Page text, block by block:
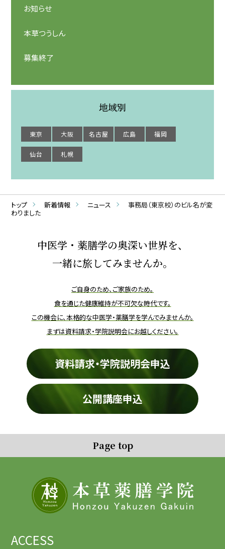
お知らせ
本草つうしん
募集終了
地域別
東京 大阪 名古屋 広島 福岡
仙台 札幌
トップ 新着情報 ニュース
事務局（東京校）のビル名が変
わりました
中医学・薬膳学の奥深い世界を、
一緒に旅してみませんか。
ご自身のため、ご家族のため。
食を通じた健康維持が不可欠な時代です。
この機会に、本格的な中医学・薬膳学を学んでみませんか。
まずは資料請求・学院説明会にお越しください。
資料請求・学院説明会申込
公開講座申込
Page top
ACCESS